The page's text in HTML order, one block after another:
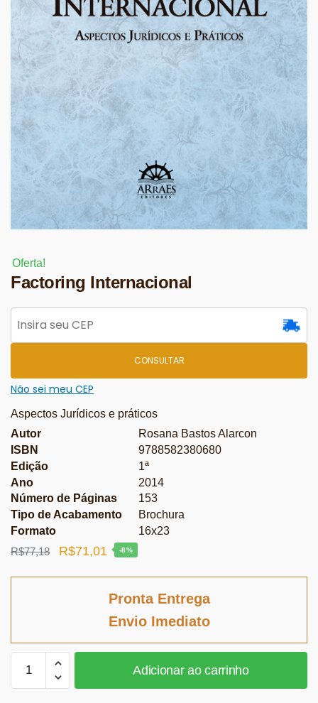
Oferta!
Factoring Internacional
CONSULTAR
Não sei meu CEP
Aspectos Jurídicos e práticos
Autor
Rosana Bastos Alarcon
ISBN
9788582380680
Edição
1ª
Ano
2014
Número de Páginas
153
Tipo de Acabamento
Brochura
Formato
16x23
R$77,18
O
R$71,01 O
atual
-8%
Pronta Entrega
Envio Imediato
Internacional
Adicionar ao carrinho